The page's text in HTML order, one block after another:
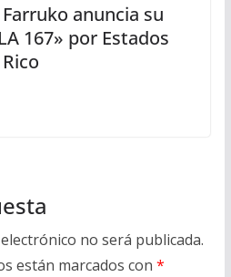
anuncia su
167» por Estados
no será publicada.
están marcados con *